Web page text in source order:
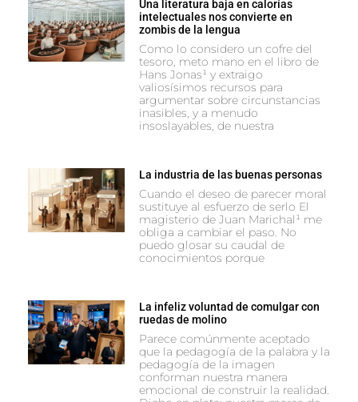
Una literatura baja en calorías
intelectuales nos convierte en
zombis de la lengua
Como lo considero un cofre del
tesoro, meto mano en el libro de
Hans Jonas¹ y extraigo
valiosísimos recursos para
argumentar sobre circunstancias
inasibles, y a menudo
insoslayables, de nuestra
La industria de las buenas personas
Cuando el deseo de parecer moral
sustituye al esfuerzo de serlo El
magisterio de Juan Marichal¹ me
obliga a cambiar el paso. No
puedo glosar su caudal de
conocimientos porque
La infeliz voluntad de comulgar con
ruedas de molino
Parece comúnmente aceptado
que la pedagogía de la palabra y la
pedagogía de la imagen
conforman nuestra manera
emocional de construir la realidad.